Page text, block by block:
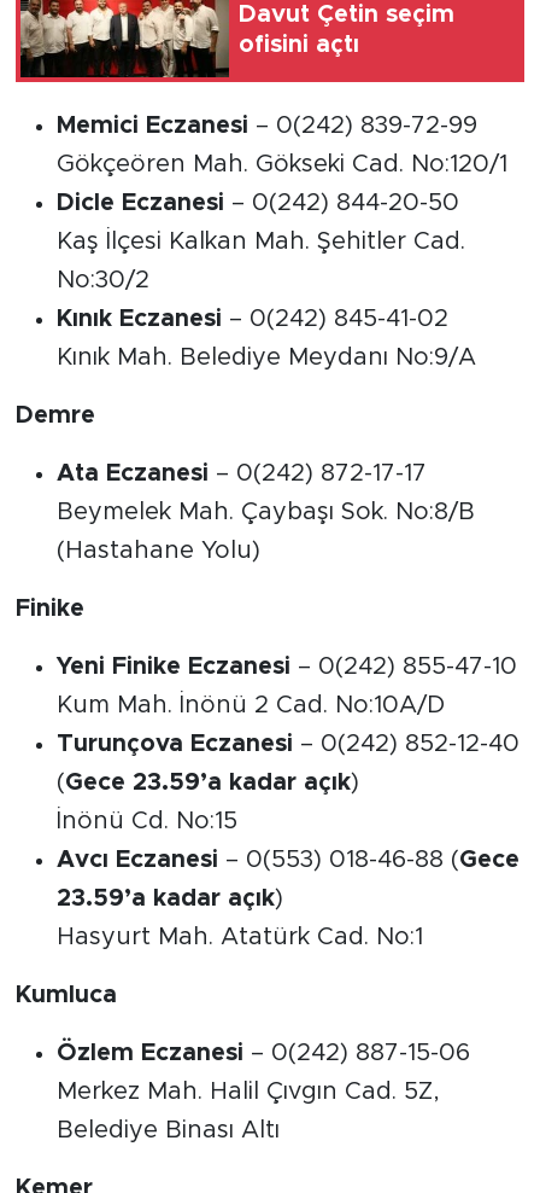
Davut Çetin seçim
ofisini açtı
Memici Eczanesi – 0(242) 839-72-99
Gökçeören Mah. Gökseki Cad. No:120/1
Dicle Eczanesi – 0(242) 844-20-50
Kaş İlçesi Kalkan Mah. Şehitler Cad.
No:30/2
Kınık Eczanesi – 0(242) 845-41-02
Kınık Mah. Belediye Meydanı No:9/A
Demre
Ata Eczanesi – 0(242) 872-17-17
Beymelek Mah. Çaybaşı Sok. No:8/B
(Hastahane Yolu)
Finike
Yeni Finike Eczanesi – 0(242) 855-47-10
Kum Mah. İnönü 2 Cad. No:10A/D
Turunçova Eczanesi – 0(242) 852-12-40
(Gece 23.59’a kadar açık)
İnönü Cd. No:15
Avcı Eczanesi – 0(553) 018-46-88 (Gece
23.59’a kadar açık)
Hasyurt Mah. Atatürk Cad. No:1
Kumluca
Özlem Eczanesi – 0(242) 887-15-06
Merkez Mah. Halil Çıvgın Cad. 5Z,
Belediye Binası Altı